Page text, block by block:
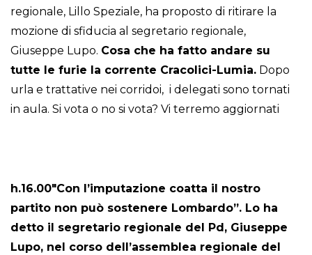
regionale, Lillo Speziale, ha proposto di ritirare la
mozione di sfiducia al segretario regionale,
Giuseppe Lupo. Cosa che ha fatto andare su
tutte le furie la corrente Cracolici-Lumia. Dopo
urla e trattative nei corridoi, i delegati sono tornati
in aula. Si vota o no si vota? Vi terremo aggiornati
h.16.00″Con l’imputazione coatta il nostro
partito non può sostenere Lombardo”. Lo ha
detto il segretario regionale del Pd, Giuseppe
Lupo, nel corso dell’assemblea regionale del